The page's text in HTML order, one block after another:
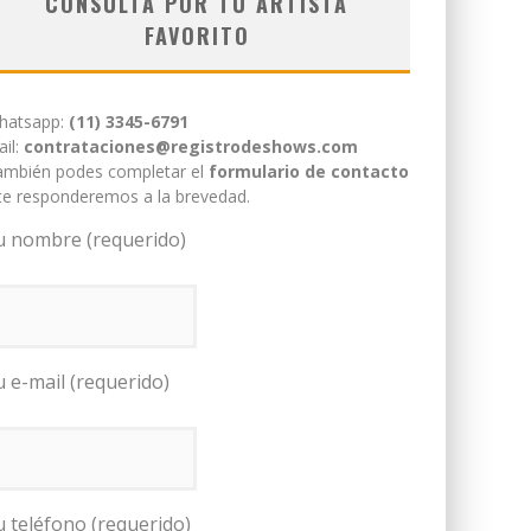
FAVORITO
(11) 3345-6791
contrataciones@registrodeshows.com
podes completar el formulario de contacto
responderemos a la brevedad.
nombre (requerido)
e-mail (requerido)
teléfono (requerido)